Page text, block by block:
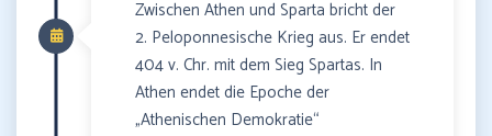
Zwischen Athen und Sparta bricht der
2. Peloponnesische Krieg aus. Er endet
404 v. Chr. mit dem Sieg Spartas. In
Athen endet die Epoche der
„Athenischen Demokratie“